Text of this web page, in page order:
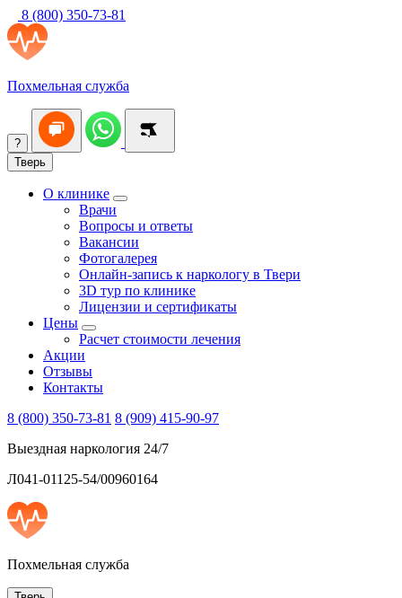
8 (800) 350-73-81
Похмельная служба
?
Тверь
О клинике
Врачи
Вопросы и ответы
Вакансии
Фотогалерея
Онлайн-запись к наркологу в Твери
3D тур по клинике
Лицензии и сертификаты
Цены
Расчет стоимости лечения
Акции
Отзывы
Контакты
8 (800) 350-73-81 8 (909) 415-90-97
Выездная наркология 24/7
Л041-01125-54/00960164
Похмельная служба